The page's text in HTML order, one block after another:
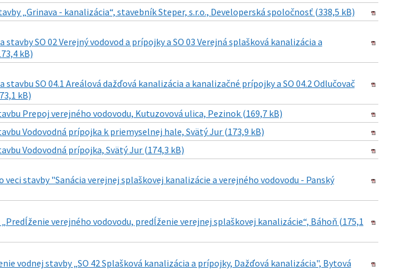
„Grinava - kanalizácia“, stavebník Steper, s.r.o., Developerská spoločnosť (338,5 kB)
SO 02 Verejný vodovod a prípojky a SO 03 Verejná splašková kanalizácia a
kB)
SO 04.1 Areálová dažďová kanalizácia a kanalizačné prípojky a SO 04.2 Odlučovač
kB)
Prepoj verejného vodovodu, Kutuzovová ulica, Pezinok (169,7 kB)
Vodovodná prípojka k priemyselnej hale, Svätý Jur (173,9 kB)
Vodovodná prípojka, Svätý Jur (174,3 kB)
stavby "Sanácia verejnej splaškovej kanalizácie a verejného vodovodu - Panský
verejného vodovodu, predĺženie verejnej splaškovej kanalizácie“, Báhoň (175,1
vodnej stavby „SO 42 Splašková kanalizácia a prípojky, Dažďová kanalizácia", Bytová